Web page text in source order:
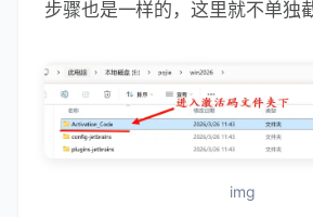
步骤也是一样的，这里就不单独
img